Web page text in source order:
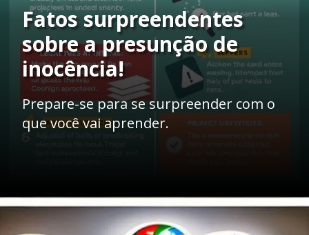
Fatos surpreendentes
sobre a presunção de
inocência!
Prepare-se para se surpreender com o
que você vai aprender.
Openinghttps://ademilsoncs.adv.br/